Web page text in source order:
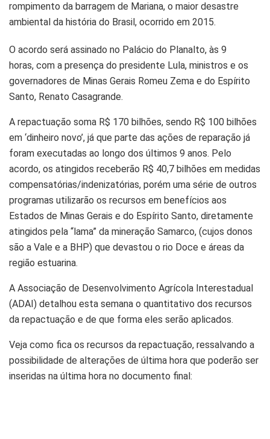
rompimento da barragem de Mariana, o maior desastre
ambiental da história do Brasil, ocorrido em 2015.
O acordo será assinado no Palácio do Planalto, às 9
horas, com a presença do presidente Lula, ministros e os
governadores de Minas Gerais Romeu Zema e do Espírito
Santo, Renato Casagrande.
A repactuação soma R$ 170 bilhões, sendo R$ 100 bilhões
em ‘dinheiro novo’, já que parte das ações de reparação já
foram executadas ao longo dos últimos 9 anos. Pelo
acordo, os atingidos receberão R$ 40,7 bilhões em medidas
compensatórias/indenizatórias, porém uma série de outros
programas utilizarão os recursos em benefícios aos
Estados de Minas Gerais e do Espírito Santo, diretamente
atingidos pela “lama” da mineração Samarco, (cujos donos
são a Vale e a BHP) que devastou o rio Doce e áreas da
região estuarina.
A Associação de Desenvolvimento Agrícola Interestadual
(ADAI) detalhou esta semana o quantitativo dos recursos
da repactuação e de que forma eles serão aplicados.
Veja como fica os recursos da repactuação, ressalvando a
possibilidade de alterações de última hora que poderão ser
inseridas na última hora no documento final: